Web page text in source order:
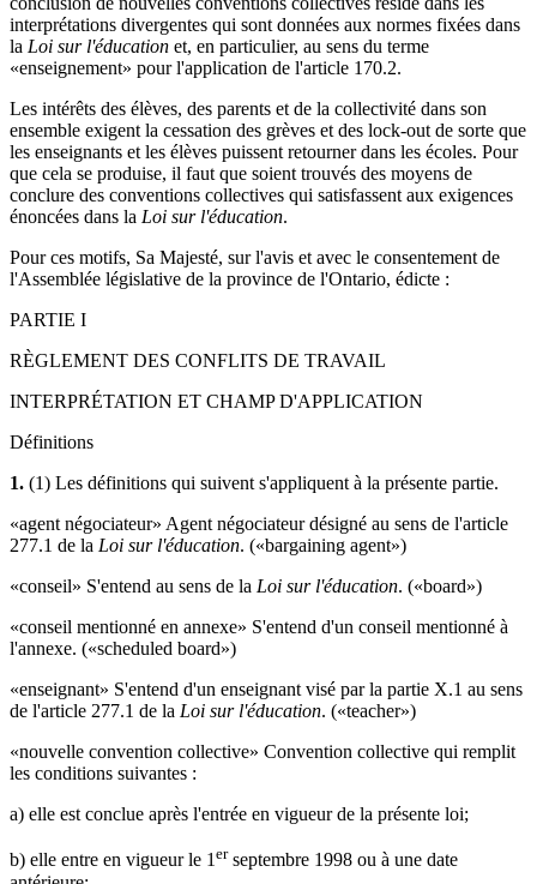
interprétations divergentes qui sont données aux normes fixées dans
la Loi sur l'éducation et, en particulier, au sens du terme
«enseignement» pour l'application de l'article 170.2.
Les intérêts des élèves, des parents et de la collectivité dans son
ensemble exigent la cessation des grèves et des lock-out de sorte que
les enseignants et les élèves puissent retourner dans les écoles. Pour
que cela se produise, il faut que soient trouvés des moyens de
conclure des conventions collectives qui satisfassent aux exigences
énoncées dans la Loi sur l'éducation.
Pour ces motifs, Sa Majesté, sur l'avis et avec le consentement de
l'Assemblée législative de la province de l'Ontario, édicte :
PARTIE I
RÈGLEMENT DES CONFLITS DE TRAVAIL
INTERPRÉTATION ET CHAMP D'APPLICATION
Définitions
1. (1) Les définitions qui suivent s'appliquent à la présente partie.
«agent négociateur» Agent négociateur désigné au sens de l'article
277.1 de la Loi sur l'éducation. («bargaining agent»)
«conseil» S'entend au sens de la Loi sur l'éducation. («board»)
«conseil mentionné en annexe» S'entend d'un conseil mentionné à
l'annexe. («scheduled board»)
«enseignant» S'entend d'un enseignant visé par la partie X.1 au sens
de l'article 277.1 de la Loi sur l'éducation. («teacher»)
«nouvelle convention collective» Convention collective qui remplit
les conditions suivantes :
a) elle est conclue après l'entrée en vigueur de la présente loi;
b) elle entre en vigueur le 1erseptembre 1998 ou à une date